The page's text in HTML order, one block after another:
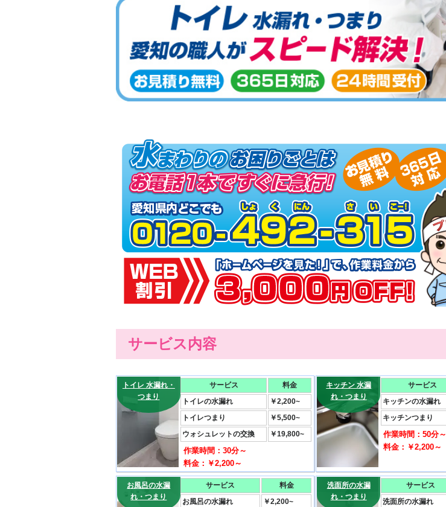
サービス内容
トイレ 水漏れ・
つまり
サービス
料金
トイレの水漏れ
￥2,200~
トイレつまり
￥5,500~
ウォシュレットの交換
￥19,800~
作業時間：30分～
料金：￥2,200～
キッチン 水漏
れ・つまり
サービス
キッチンの水漏れ
キッチンつまり
作業時間：50分～
料金：￥2,200～
お風呂の水漏
れ・つまり
サービス
料金
お風呂の水漏れ
￥2,200~
洗面所の水漏
れ・つまり
サービス
洗面所の水漏れ